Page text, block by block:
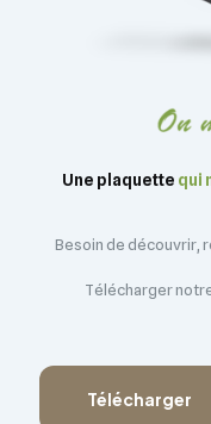
Une plaquette qui
Besoin de découvrir,
Télécharger
Télécharger